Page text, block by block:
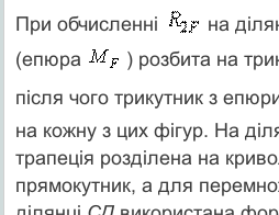
При обчисленні
на
(епюра
) розбита на
після чого трикутник з
на кожну з цих фігур. На
трапеція розділена на
прямокутник, а для